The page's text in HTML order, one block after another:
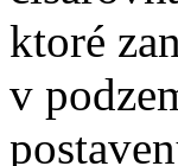
ktoré
v